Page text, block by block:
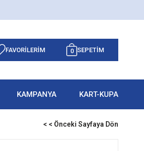
FAVORILERIM SEPETIM
0
KAMPANYA KART-KUPA
< < Önceki Sayfaya Dön